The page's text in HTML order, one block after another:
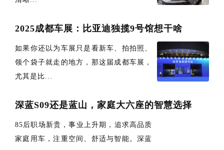
2025成都车展：比亚迪独揽9号馆想干啥
如果你还以为车展只是看新车、拍拍照、
领个袋子就走的地方，那这届成都车展，
尤其是比...
深蓝S09还是蓝山，家庭大六座的智慧选择
85后职场新贵，事业上升期，追求高品质
家庭用车，注重空间、舒适与智能。深蓝